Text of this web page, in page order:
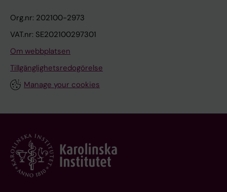
Org.nr: 202100-2973
VAT.nr: SE202100297301
Om webbplatsen
Tillgänglighetsredogörelse
Manage your cookies